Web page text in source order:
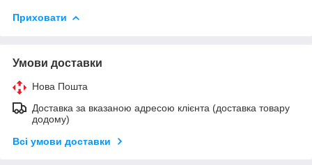
Приховати
Умови доставки
Нова Пошта
Доставка за вказаною адресою клієнта (доставка товару
додому)
Всі умови доставки